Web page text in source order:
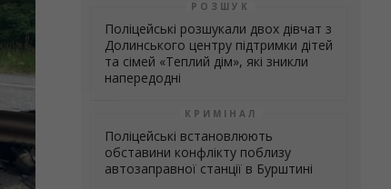
РОЗШУК
Поліцейські розшукали двох дівчат з
Долинського центру підтримки дітей
та сімей «Теплий дім», які зникли
напередодні
КРИМІНАЛ
Поліцейські встановлюють
обставини конфлікту поблизу
автозаправної станції в Бурштині